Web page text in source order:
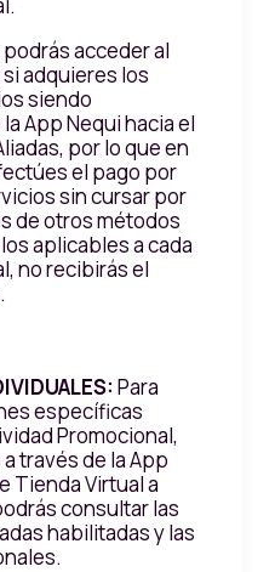
acceder al
adquieres los
siendo
App Nequi hacia el
por lo que en
el pago por
sin cursar por
de otros métodos
aplicables a cada
no recibirás el
Para
específicas
Promocional,
través de la App
Tienda Virtual a
consultar las
habilitadas y las